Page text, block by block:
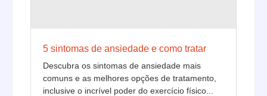
5 sintomas de ansiedade e como tratar
Descubra os sintomas de ansiedade mais
comuns e as melhores opções de tratamento,
inclusive o incrível poder do exercício físico...